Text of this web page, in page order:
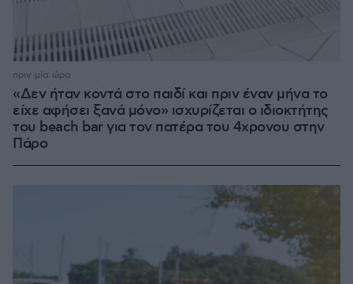
«Δεν ήταν κοντά στο παιδί και πριν έναν μήνα το
είχε αφήσει ξανά μόνο» ισχυρίζεται ο ιδιοκτήτης
του beach bar για τον πατέρα του 4χρονου στην
Πάρο
πριν μία ώρα